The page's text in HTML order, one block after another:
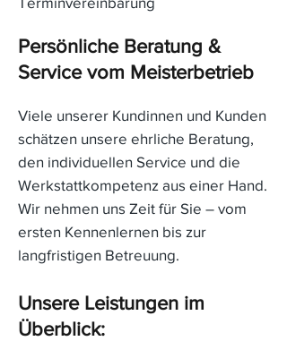
Persönliche Beratung &
Service vom Meisterbetrieb
Viele unserer Kundinnen und Kunden
schätzen unsere ehrliche Beratung,
den individuellen Service und die
Werkstattkompetenz aus einer Hand.
Wir nehmen uns Zeit für Sie – vom
ersten Kennenlernen bis zur
langfristigen Betreuung.
Unsere Leistungen im
Überblick: